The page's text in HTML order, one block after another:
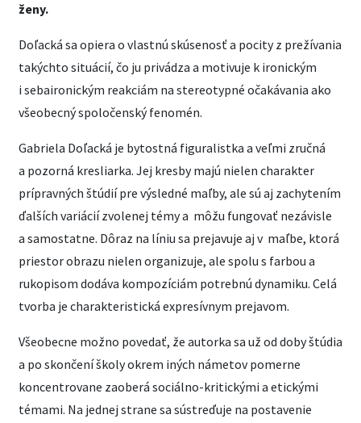
ženy.
Doľacká sa opiera o vlastnú skúsenosť a pocity z prežívania
takýchto situácií, čo ju privádza a motivuje k ironickým
i sebaironickým reakciám na stereotypné očakávania ako
všeobecný spoločenský fenomén.
Gabriela Doľacká je bytostná figuralistka a veľmi zručná
a pozorná kresliarka. Jej kresby majú nielen charakter
prípravných štúdií pre výsledné maľby, ale sú aj zachytením
ďalších variácií zvolenej témy a môžu fungovať nezávisle
a samostatne. Dôraz na líniu sa prejavuje aj v maľbe, ktorá
priestor obrazu nielen organizuje, ale spolu s farbou a
rukopisom dodáva kompozíciám potrebnú dynamiku. Celá
tvorba je charakteristická expresívnym prejavom.
Všeobecne možno povedať, že autorka sa už od doby štúdia
a po skončení školy okrem iných námetov pomerne
koncentrovane zaoberá sociálno-kritickými a etickými
témami. Na jednej strane sa sústreďuje na postavenie